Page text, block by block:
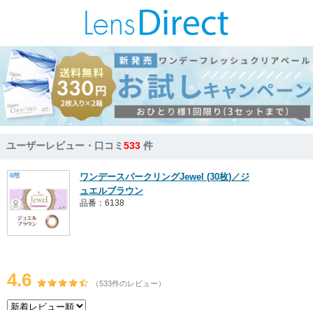
ユーザーレビュー・口コミ533 件
ワンデースパークリングJewel (30枚)／ジ
ュエルブラウン
品番：6138
4.6 （533件のレビュー）